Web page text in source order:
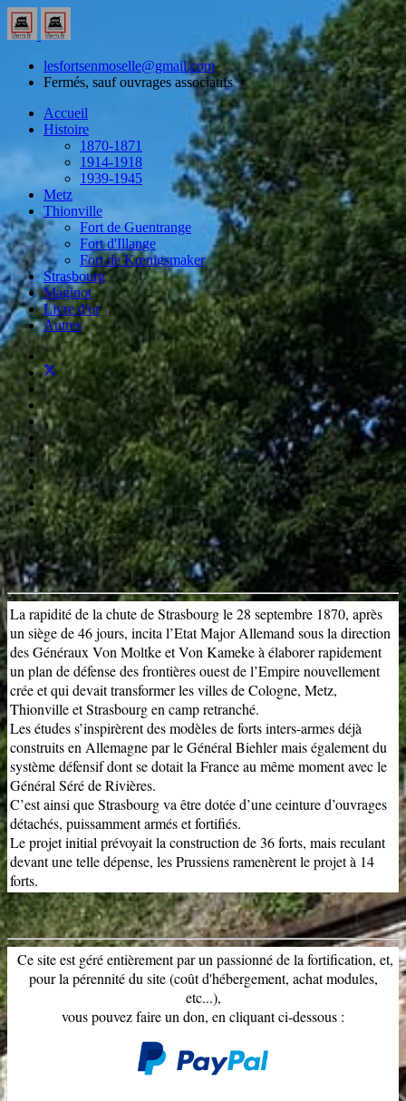
lesfortsenmoselle@gmail.com
Fermés, sauf ouvrages associatifs
Accueil
Histoire
1870-1871
1914-1918
1939-1945
Metz
Thionville
Fort de Guentrange
Fort d'Illange
Fort de Kœnigsmaker
Strasbourg
Maginot
Livre d'or
Autres
≡
La rapidité de la chute de Strasbourg le 28 septembre 1870, après
un siège de 46 jours, incita l’Etat Major Allemand sous la direction
des Généraux Von Moltke et Von Kameke à élaborer rapidement
un plan de défense des frontières ouest de l’Empire nouvellement
crée et qui devait transformer les villes de Cologne, Metz,
Thionville et Strasbourg en camp retranché.
Les études s’inspirèrent des modèles de forts inters-armes déjà
construits en Allemagne par le Général Biehler mais également du
système défensif dont se dotait la France au même moment avec le
Général Séré de Rivières.
C’est ainsi que Strasbourg va être dotée d’une ceinture d’ouvrages
détachés, puissamment armés et fortifiés.
Le projet initial prévoyait la construction de 36 forts, mais reculant
devant une telle dépense, les Prussiens ramenèrent le projet à 14
forts.
Ce site est géré entièrement par un passionné de la fortification, et,
pour la pérennité du site (coût d'hébergement, achat modules,
etc...),
vous pouvez faire un don, en cliquant ci-dessous :